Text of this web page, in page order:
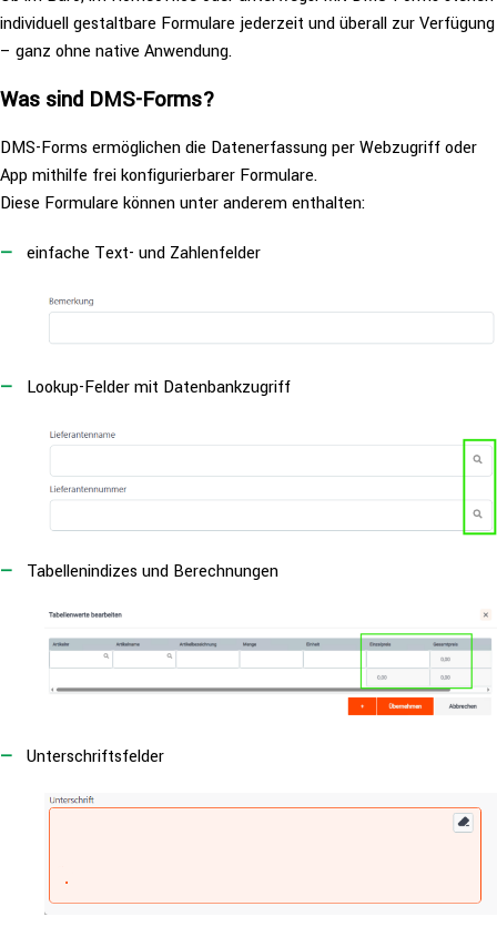
indi­vi­du­ell gestalt­ba­re Formulare jederzeit und überall zur Verfügung
– ganz ohne native Anwendung.
Was sind DMS-Forms?
DMS-Forms ermög­li­chen die Daten­er­fas­sung per Web­zu­griff oder
App mithilfe frei kon­fi­gu­rier­ba­rer Formulare.
Diese Formulare können unter anderem enthalten:
einfache Text- und Zahlenfelder
Lookup-Felder mit Datenbankzugriff
Tabel­len­in­di­zes und Berechnungen
Unter­schrifts­fel­der